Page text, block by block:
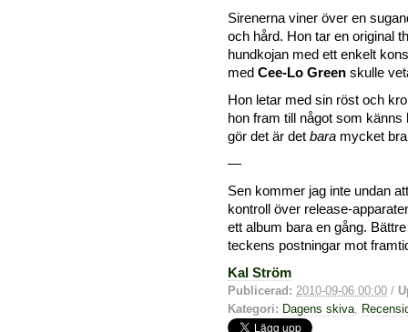
Sirenerna viner över en
och hård. Hon tar en original
hundkojan med ett enkelt
med Cee-Lo Green skulle
Hon letar med sin röst och
hon fram till något som
gör det är det bara mycket
—
Sen kommer jag inte undan
kontroll över release-
ett album bara en gång.
teckens postningar mot
Kal Ström
Publicerad: 2010-09-06 00:00 /
Kategori: Dagens skiva